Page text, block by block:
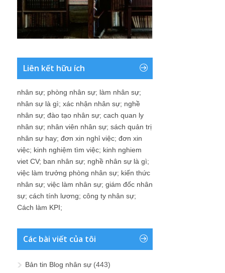
Liên kết hữu ích
nhân sự; phòng nhân sự; làm nhân sự;
nhân sự là gì; xác nhận nhân sự; nghề
nhân sự; đào tạo nhân sự; cach quan ly
nhân sự; nhân viên nhân sự; sách quản trị
nhân sự hay; đơn xin nghỉ việc; đơn xin
việc; kinh nghiệm tìm việc; kinh nghiem
viet CV; ban nhân sự; nghề nhân sự là gì;
việc làm trưởng phòng nhân sự; kiến thức
nhân sự; việc làm nhân sự; giám đốc nhân
sự; cách tính lương; công ty nhân sự;
Cách làm KPI;
Các bài viết của tôi
Bản tin Blog nhân sự (443)